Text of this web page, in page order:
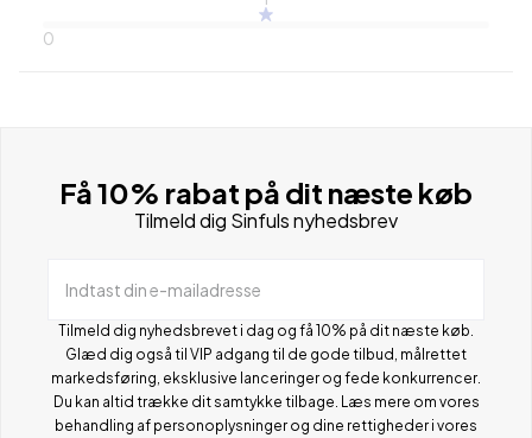
0
Få 10% rabat på dit næste køb
Tilmeld dig Sinfuls nyhedsbrev
Indtast din e-mailadresse
Tilmeld dig nyhedsbrevet i dag og få 10% på dit næste køb.
Glæd dig også til VIP adgang til de gode tilbud, målrettet
markedsføring, eksklusive lanceringer og fede konkurrencer.
Du kan altid trække dit samtykke tilbage. Læs mere om vores
behandling af personoplysninger og dine rettigheder i vores